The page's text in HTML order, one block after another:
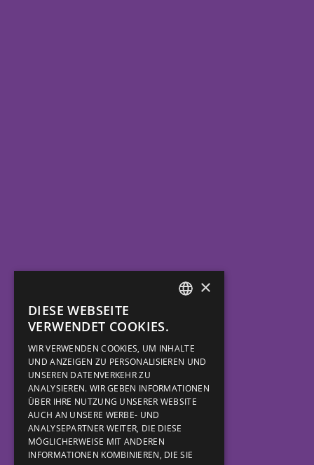
GERMAN
ITALIAN
×
DIESE WEBSEITE
VERWENDET COOKIES.
WIR VERWENDEN COOKIES, UM INHALTE
UND ANZEIGEN ZU PERSONALISIEREN UND
UNSEREN DATENVERKEHR ZU
ANALYSIEREN. WIR GEBEN INFORMATIONEN
ÜBER IHRE NUTZUNG UNSERER WEBSITE
AUCH AN UNSERE WERBE- UND
ANALYSEPARTNER WEITER, DIE DIESE
MÖGLICHERWEISE MIT ANDEREN
INFORMATIONEN KOMBINIEREN, DIE SIE